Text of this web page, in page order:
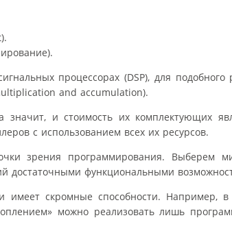
процессорах (DSP), для
and accumulation).
значит, и стоимость их комплектующих
с использованием всех их ресурсов.
зрения программирования. Выберем
достаточными функциональными
скромные способности. Например, в
можно реализовать лишь